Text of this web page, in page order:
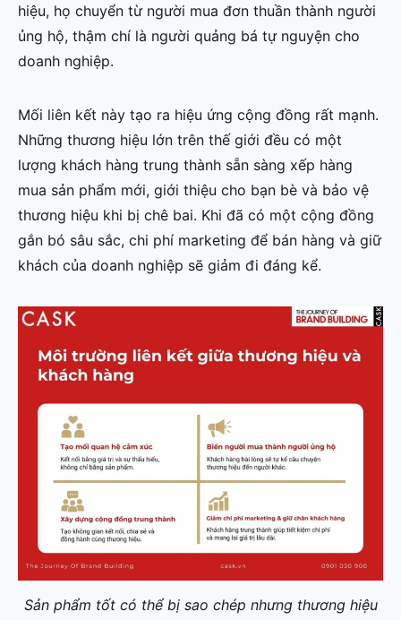
hiệu, họ chuyển từ người mua đơn thuần thành người
ủng hộ, thậm chí là người quảng bá tự nguyện cho
doanh nghiệp.
Mối liên kết này tạo ra hiệu ứng cộng đồng rất mạnh.
Những thương hiệu lớn trên thế giới đều có một
lượng khách hàng trung thành sẵn sàng xếp hàng
mua sản phẩm mới, giới thiệu cho bạn bè và bảo vệ
thương hiệu khi bị chê bai. Khi đã có một cộng đồng
gắn bó sâu sắc, chi phí marketing để bán hàng và giữ
khách của doanh nghiệp sẽ giảm đi đáng kể.
Sản phẩm tốt có thể bị sao chép nhưng thương hiệu